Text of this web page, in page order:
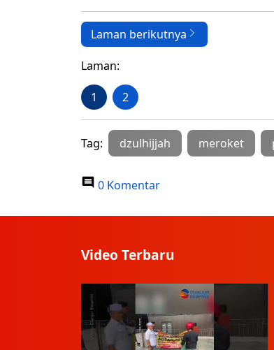
Laman berikutnya
Laman:
1 2
Tag: dzulhijjah meroket
0 Komentar
Video Terbaru